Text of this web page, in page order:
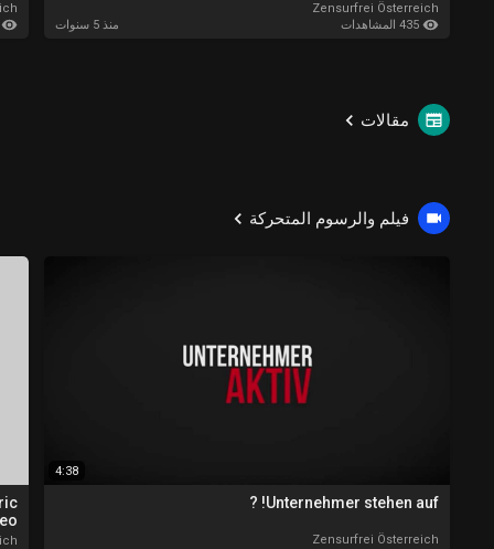
Zensurfrei Österreich
منذ 5 سنوات
مقالات
فيلم والرسوم المتحركة
4:38
Unternehmer stehen auf! ?
Zensurfrei Österreich